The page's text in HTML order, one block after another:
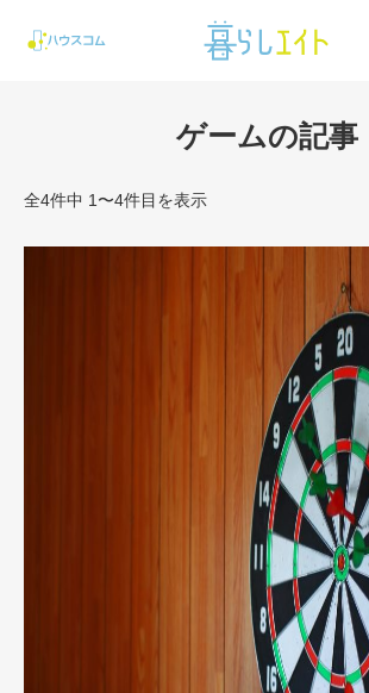
ゲームの記事
全4件中 1〜4件目を表示